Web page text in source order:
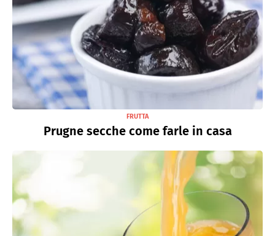
FRUTTA
Prugne secche come farle in casa